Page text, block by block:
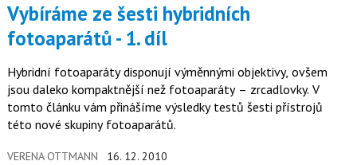
Vybíráme ze šesti hybridních
fotoaparátů - 1. díl
Hybridní fotoaparáty disponují výměnnými objektivy, ovšem
jsou daleko kompaktnější než fotoaparáty – zrcadlovky. V
tomto článku vám přinášíme výsledky testů šesti přístrojů
této nové skupiny fotoaparátů.
VERENA OTTMANN 16. 12. 2010